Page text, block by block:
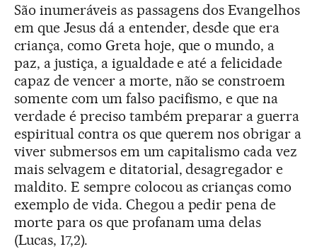
São inumeráveis as passagens dos Evangelhos
em que Jesus dá a entender, desde que era
criança, como Greta hoje, que o mundo, a
paz, a justiça, a igualdade e até a felicidade
capaz de vencer a morte, não se constroem
somente com um falso pacifismo, e que na
verdade é preciso também preparar a guerra
espiritual contra os que querem nos obrigar a
viver submersos em um capitalismo cada vez
mais selvagem e ditatorial, desagregador e
maldito. E sempre colocou as crianças como
exemplo de vida. Chegou a pedir pena de
morte para os que profanam uma delas
(Lucas, 17,2).